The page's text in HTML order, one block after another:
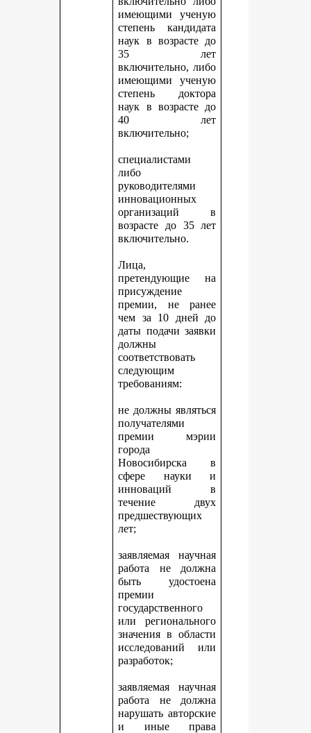
имеющими ученую
степень кандидата
наук в возрасте до
35 лет
включительно, либо
имеющими ученую
степень доктора
наук в возрасте до
40 лет
включительно;
специалистами
либо
руководителями
инновационных
организаций в
возрасте до 35 лет
включительно.
Лица,
претендующие на
присуждение
премии, не ранее
чем за 10 дней до
даты подачи заявки
должны
соответствовать
следующим
требованиям:
не должны являться
получателями
премии мэрии
города
Новосибирска в
сфере науки и
инноваций в
течение двух
предшествующих
лет;
заявляемая научная
работа не должна
быть удостоена
премии
государственного
или регионального
значения в области
исследований или
разработок;
заявляемая научная
работа не должна
нарушать авторские
и иные права